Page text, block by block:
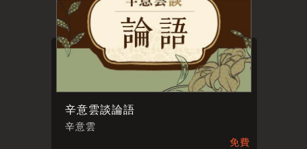
辛意雲談論語
辛意雲
免費